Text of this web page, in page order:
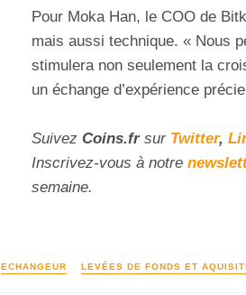
Pour Moka Han, le COO de
mais aussi technique. « Nous
stimulera non seulement la
un échange d’expérience
Suivez Coins.fr sur Twitter,
Inscrivez-vous à notre
semaine.
ECHANGEUR LEVÉES DE FONDS ET